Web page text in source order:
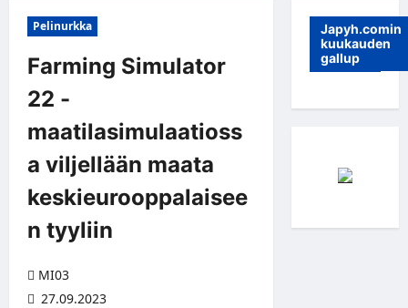
Pelinurkka
Farming Simulator
22 -
maatilasimulaatioss
a viljellään maata
keskieurooppalaisee
n tyyliin
MI03
27.09.2023
Japyh.comin
kuukauden
gallup